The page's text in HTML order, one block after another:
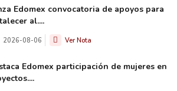
Edomex convocatoria de apoyos para
al....
2026-08-06 Ver Nota
Edomex participación de mujeres en